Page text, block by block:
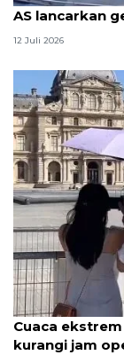
AS lancarkan
12 Juli 2026
Cuaca
kurangi jam